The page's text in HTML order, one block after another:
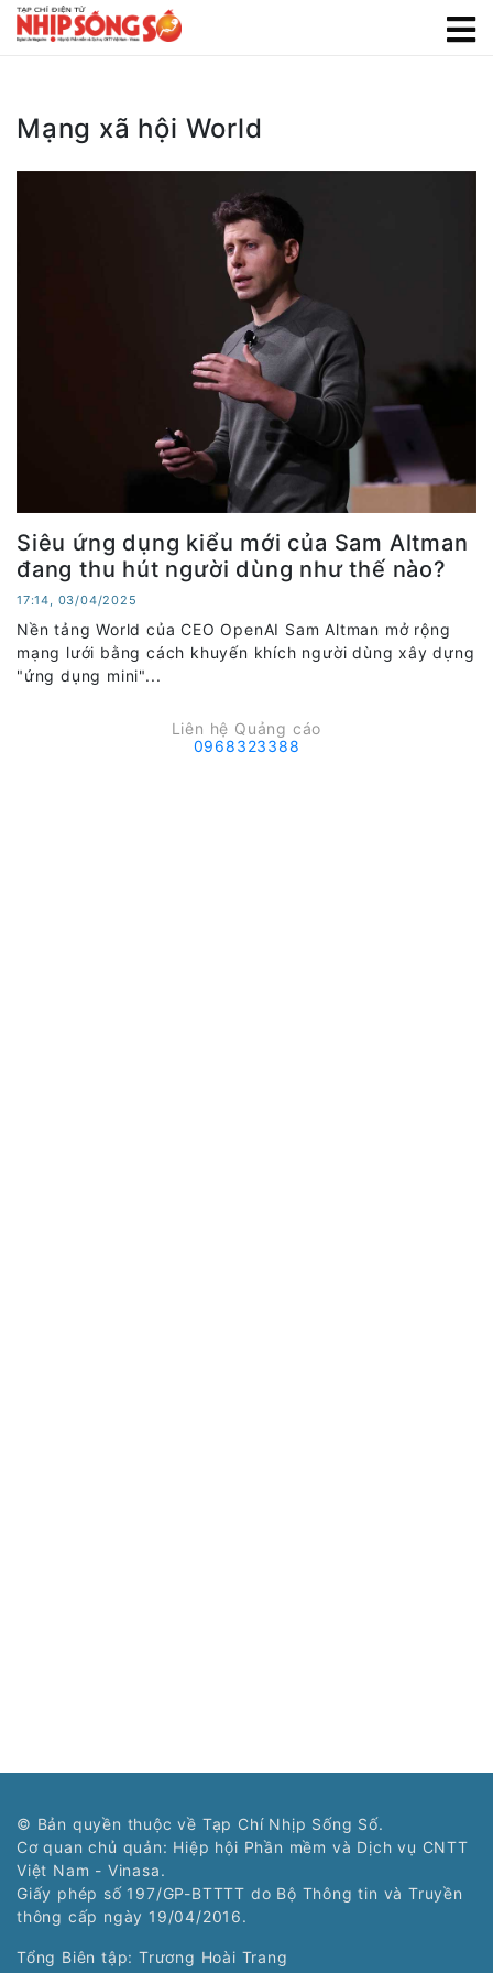
Mạng xã hội World
Siêu ứng dụng kiểu mới của Sam Altman
đang thu hút người dùng như thế nào?
17:14, 03/04/2025
Nền tảng World của CEO OpenAI Sam Altman mở rộng
mạng lưới bằng cách khuyến khích người dùng xây dựng
"ứng dụng mini"...
Liên hệ Quảng cáo
0968323388
© Bản quyền thuộc về Tạp Chí Nhịp Sống Số.
Cơ quan chủ quản: Hiệp hội Phần mềm và Dịch vụ CNTT
Việt Nam - Vinasa.
Giấy phép số 197/GP-BTTTT do Bộ Thông tin và Truyền
thông cấp ngày 19/04/2016.
Tổng Biên tập: Trương Hoài Trang